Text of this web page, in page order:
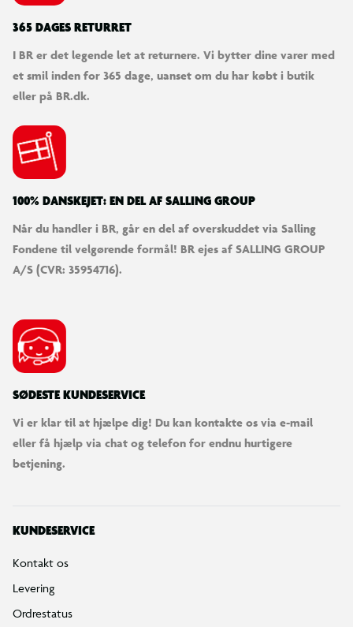
365 DAGES RETURRET
I BR er det legende let at returnere. Vi bytter dine varer med
et smil inden for 365 dage, uanset om du har købt i butik
eller på BR.dk.
100% DANSKEJET: EN DEL AF SALLING GROUP
Når du handler i BR, går en del af overskuddet via Salling
Fondene til velgørende formål! BR ejes af SALLING GROUP
A/S (CVR: 35954716).
SØDESTE KUNDESERVICE
Vi er klar til at hjælpe dig! Du kan kontakte os via e-mail
eller få hjælp via chat og telefon for endnu hurtigere
betjening.
KUNDESERVICE
Kontakt os
Levering
Ordrestatus